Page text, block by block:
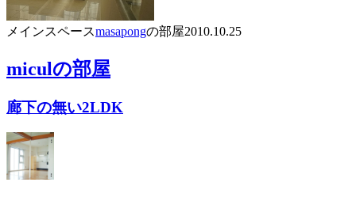
メインスペースmasapongの部屋2010.10.25
miculの部屋
廊下の無い2LDK